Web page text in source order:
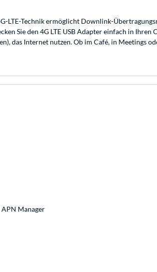
LTE-Technik ermöglicht Downlink-
Sie den 4G LTE USB Adapter einfach in Ihren
das Internet nutzen. Ob im Café, in Meetings
APN Manager